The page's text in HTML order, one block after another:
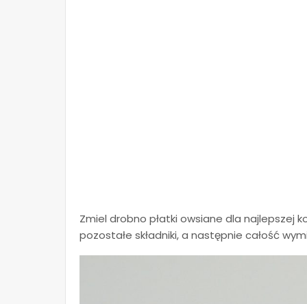
Zmiel drobno płatki owsiane dla najlepszej
pozostałe składniki, a następnie całość